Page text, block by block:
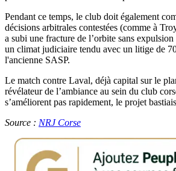
Pendant ce temps, le club doit également
décisions arbitrales contestées (comme à
a subi une fracture de l’orbite sans
un climat judiciaire tendu avec un litige de
l'ancienne SASP.
Le match contre Laval, déjà capital sur le
révélateur de l’ambiance au sein du club
s’améliorent pas rapidement, le projet
Source : NRJ Corse